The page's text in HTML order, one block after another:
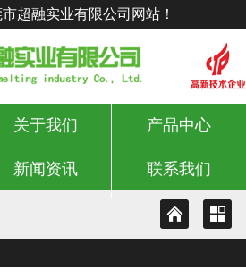
超融实业有限公司网站！
关于我们 产品中心
新闻资讯 联系我们